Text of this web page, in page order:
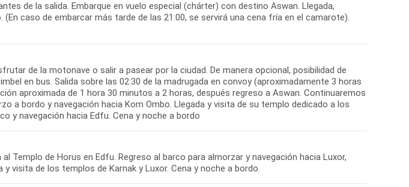
de la salida. Embarque en vuelo especial (chárter) con destino Aswan. Llegada,
caso de embarcar más tarde de las 21:00, se servirá una cena fría en el camarote).
de la motonave o salir a pasear por la ciudad. De manera opcional, posibilidad de
en bus. Salida sobre las 02:30 de la madrugada en convoy (aproximadamente 3 horas
aproximada de 1 hora 30 minutos a 2 horas, después regreso a Aswan. Continuaremos
a bordo y navegación hacia Kom Ombo. Llegada y visita de su templo dedicado a los
y navegación hacia Edfu. Cena y noche a bordo
Templo de Horus en Edfu. Regreso al barco para almorzar y navegación hacia Luxor,
y visita de los templos de Karnak y Luxor. Cena y noche a bordo.